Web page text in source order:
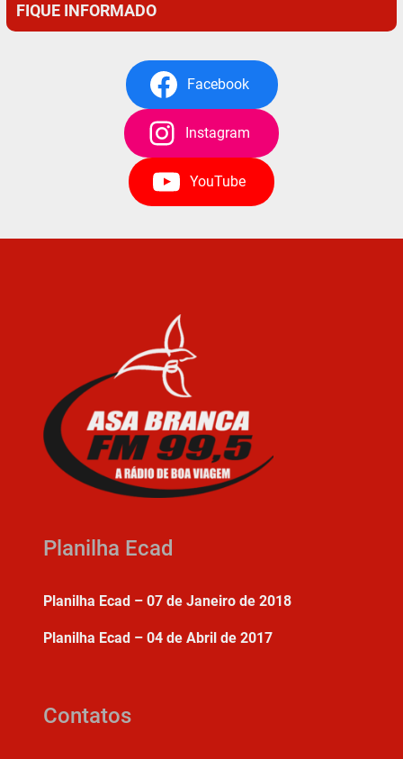
FIQUE INFORMADO
Facebook
Instagram
YouTube
Planilha Ecad
Planilha Ecad – 07 de Janeiro de 2018
Planilha Ecad – 04 de Abril de 2017
Contatos